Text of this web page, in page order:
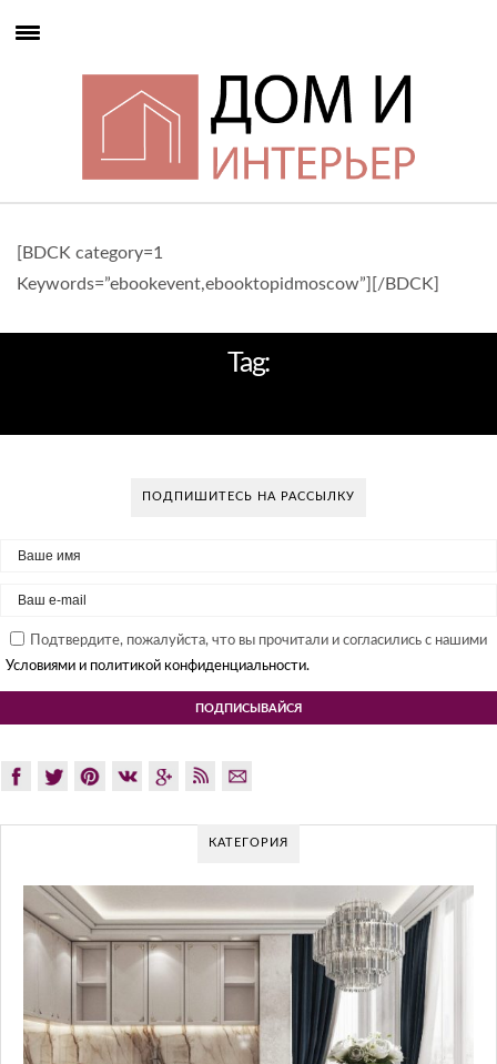
[BDCK category=1
Keywords=”ebookevent,ebooktopidmoscow”][/BDCK]
Tag:
ПОДПИШИТЕСЬ НА РАССЫЛКУ
Подтвердите, пожалуйста, что вы прочитали и согласились с нашими
Условиями и политикой конфиденциальности.
КАТЕГОРИЯ